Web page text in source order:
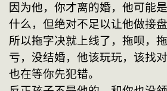
因为他，你才离的婚，他可能
什么，但绝对不足以让他做接盘
所以拖字决就上线了，拖呗，
亏，没结婚，他该玩玩，该找
也在等你先犯错。